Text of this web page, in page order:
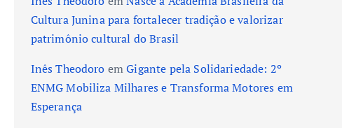
Cultura Junina para fortalecer tradição e valorizar
patrimônio cultural do Brasil
Inês Theodoro emGigante pela Solidariedade: 2º
ENMG Mobiliza Milhares e Transforma Motores em
Esperança